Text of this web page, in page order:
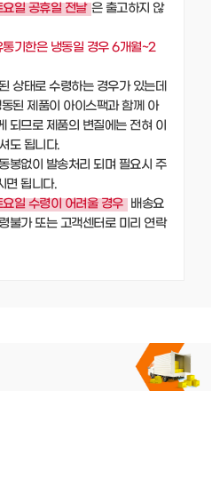
요일 공휴일 전날 은 출고하지 않
통기한은 냉동일 경우 6개월~2
상태로 수령하는 경우가 있는데
된 제품이 아이스팩과 함께 아
되므로 제품의 변질에는 전혀 이
도 됩니다.
봉없이 발송처리 되며 필요시 주
면 됩니다.
요일 수령이 어려울 경우 배송요
불가 또는 고객센터로 미리 연락